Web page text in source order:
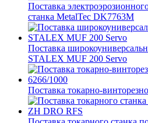
Поставка
станка MetalTec DK7763M
Поставка
STALEX MUF 200 Servo
Поставка токарно-